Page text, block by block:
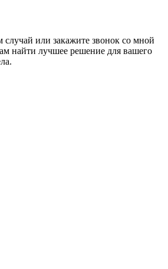
или закажите звонок со мной
найти лучшее решение для вашего